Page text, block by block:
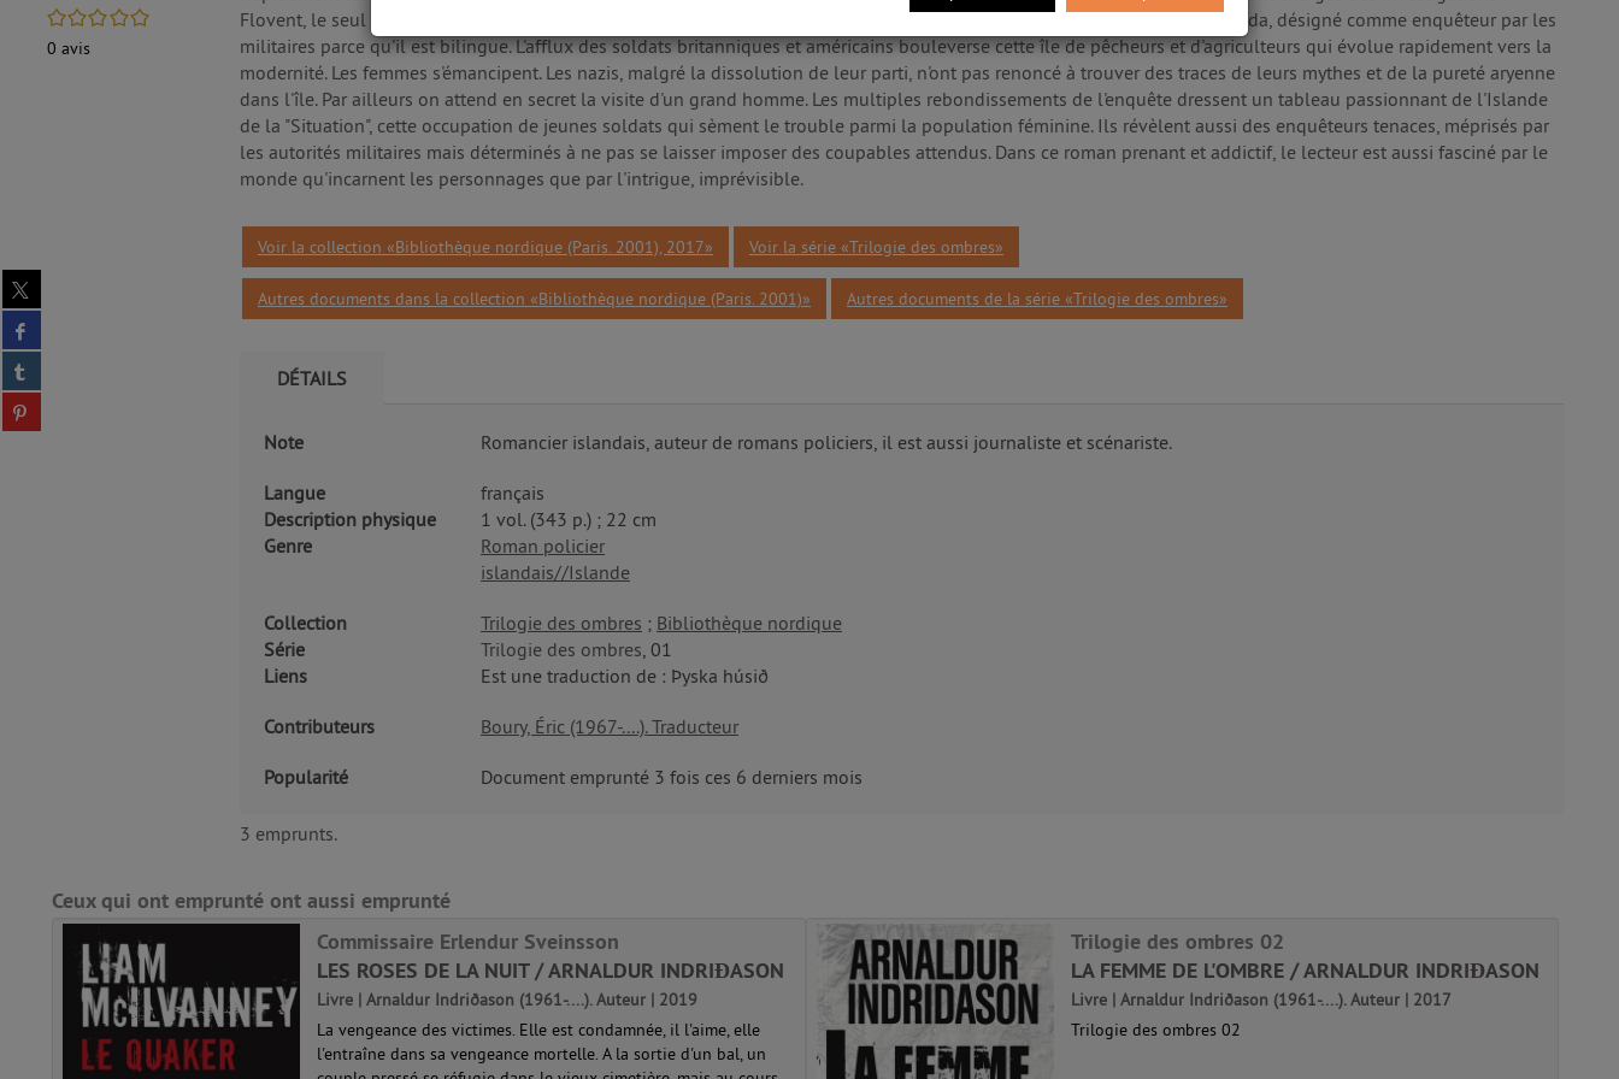
Partager
sur
twitter
(Nouvelle
fenêtre)
Partager
sur
facebook
(Nouvelle
fenêtre)
Partager
sur
tumblr
(Nouvelle
Partager
sur
/5
0 avis
Flovent, le seul enquêteur de la police criminelle d'Islande, ex-stagiaire à Scotland Yard, et Thorson, l'Islandais né au Canada, désigné comme enquêteur par les
militaires parce qu'il est bilingue. L'afflux des soldats britanniques et américains bouleverse cette île de pêcheurs et d'agriculteurs qui évolue rapidement vers la
modernité. Les femmes s'émancipent. Les nazis, malgré la dissolution de leur parti, n'ont pas renoncé à trouver des traces de leurs mythes et de la pureté aryenne
dans l'île. Par ailleurs on attend en secret la visite d'un grand homme. Les multiples rebondissements de l'enquête dressent un tableau passionnant de l'Islande
de la "Situation", cette occupation de jeunes soldats qui sèment le trouble parmi la population féminine. Ils révèlent aussi des enquêteurs tenaces, méprisés par
les autorités militaires mais déterminés à ne pas se laisser imposer des coupables attendus. Dans ce roman prenant et addictif, le lecteur est aussi fasciné par le
monde qu'incarnent les personnages que par l'intrigue, imprévisible.
Voir la collection «Bibliothèque nordique (Paris. 2001), 2017» Voir la série «Trilogie des ombres»
Autres documents dans la collection «Bibliothèque nordique (Paris. 2001)» Autres documents de la série «Trilogie des ombres»
DÉTAILS
Note Romancier islandais, auteur de romans policiers, il est aussi journaliste et scénariste.
Langue
français
Description physique
1 vol. (343 p.) ; 22 cm
Genre
Roman policier
islandais//Islande
Collection Trilogie des ombres ; Bibliothèque nordique
Série
Trilogie des ombres, 01
Liens
Est une traduction de : Þyska húsið
Contributeurs Boury, Éric (1967-....). Traducteur
Popularité Document emprunté 3 fois ces 6 derniers mois
3 emprunts.
Ceux qui ont emprunté ont aussi emprunté
Commissaire Erlendur Sveinsson
LES ROSES DE LA NUIT / ARNALDUR INDRIĐASON
Livre | Arnaldur Indriðason (1961-....). Auteur | 2019
La vengeance des victimes. Elle est condamnée, il l'aime, elle
l'entraîne dans sa vengeance mortelle. A la sortie d'un bal, un
Trilogie des ombres 02
LA FEMME DE L'OMBRE / ARNALDUR INDRIĐASON
Livre | Arnaldur Indriðason (1961-....). Auteur | 2017
Trilogie des ombres 02